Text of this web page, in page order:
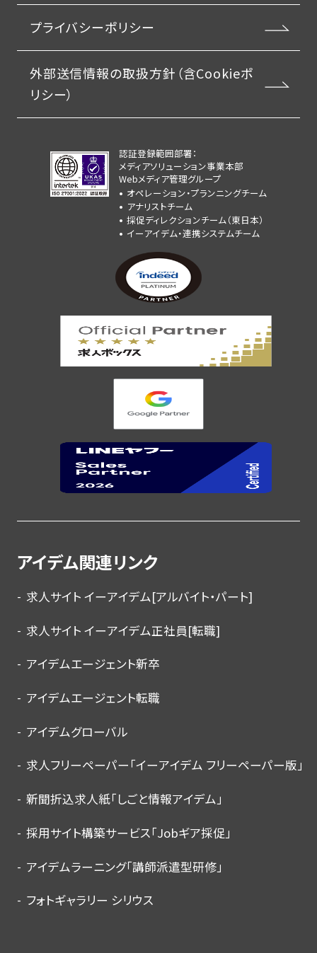
プライバシーポリシー
外部送信情報の取扱方針（含Cookieポ
リシー）
認証登録範囲部署：
メディアソリューション事業本部
Webメディア管理グループ
オペレーション・プランニングチーム
アナリストチーム
採促ディレクションチーム（東日本）
イーアイデム・連携システムチーム
アイデム関連リンク
求人サイト イーアイデム[アルバイト・パート]
求人サイト イーアイデム正社員[転職]
アイデムエージェント新卒
アイデムエージェント転職
アイデムグローバル
求人フリーペーパー「イーアイデム フリーペーパー版」
新聞折込求人紙「しごと情報アイデム」
採用サイト構築サービス「Jobギア採促」
アイデムラーニング「講師派遣型研修」
フォトギャラリー シリウス